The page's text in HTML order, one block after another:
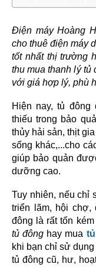
Điện máy Hoàng
cho thuê điện máy
tốt nhất thị trường
thu mua thanh lý tủ
với giá hợp lý, phù
Hiện nay, tủ
thiếu trong bảo
thủy hải sản, thịt
sống khác,...cho
giúp bảo quản
dưỡng cao.
Tuy nhiên, nếu chỉ
triển lãm, hội chợ,
đông là rất tốn
tủ đông hay mua
khi bạn chỉ sử
tủ đông cũ, hư,